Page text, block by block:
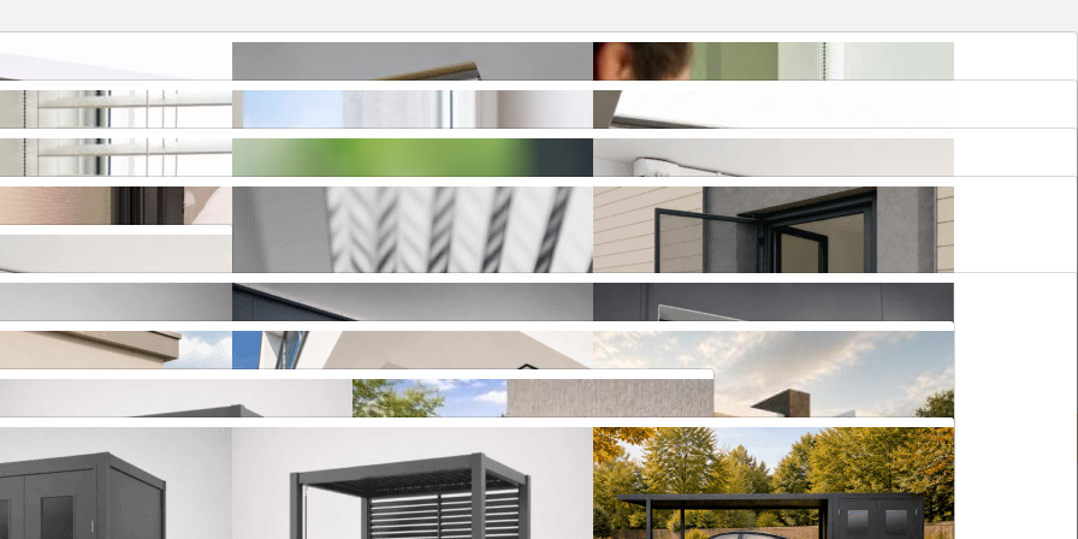
Roletai stogo langams Elektriniai roletai
žaliuzės Plisuotos žaliuzės Plisuotos žaliuzės stogo langams
MOTIONBLINDS Išmanus valdymas SOMFY
Elektriniai karnizai
Plisuoti tinkleliai Tinkleliai durims